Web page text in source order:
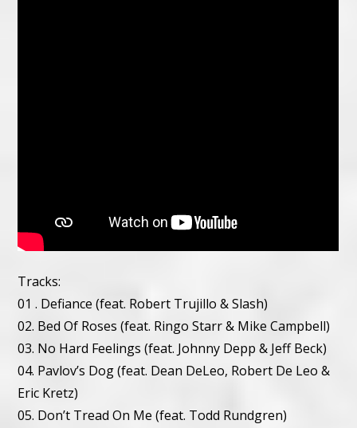
Tracks:
01 . Defiance (feat. Robert Trujillo & Slash)
02. Bed Of Roses (feat. Ringo Starr & Mike Campbell)
03. No Hard Feelings (feat. Johnny Depp & Jeff Beck)
04. Pavlov’s Dog (feat. Dean DeLeo, Robert De Leo &
Eric Kretz)
05. Don’t Tread On Me (feat. Todd Rundgren)